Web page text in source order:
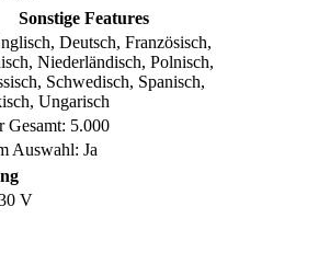
Sonstige Features
Deutsch, Französisch,
Niederländisch, Polnisch,
Schwedisch, Spanisch,
Ungarisch
Gesamt: 5.000
Auswahl: Ja
V